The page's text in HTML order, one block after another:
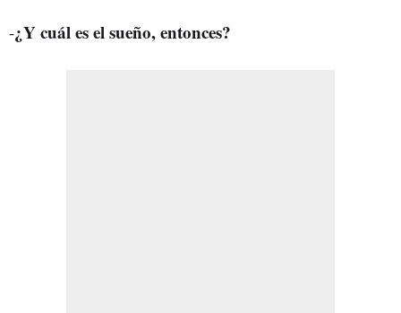
-¿Y cuál es el sueño, entonces?